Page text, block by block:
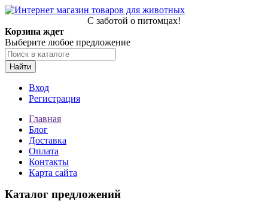
С заботой о питомцах!
Корзина ждет
Выберите любое предложение
Найти
Вход
Регистрация
Главная
Блог
Доставка
Оплата
Контакты
Карта сайта
Каталог предложений